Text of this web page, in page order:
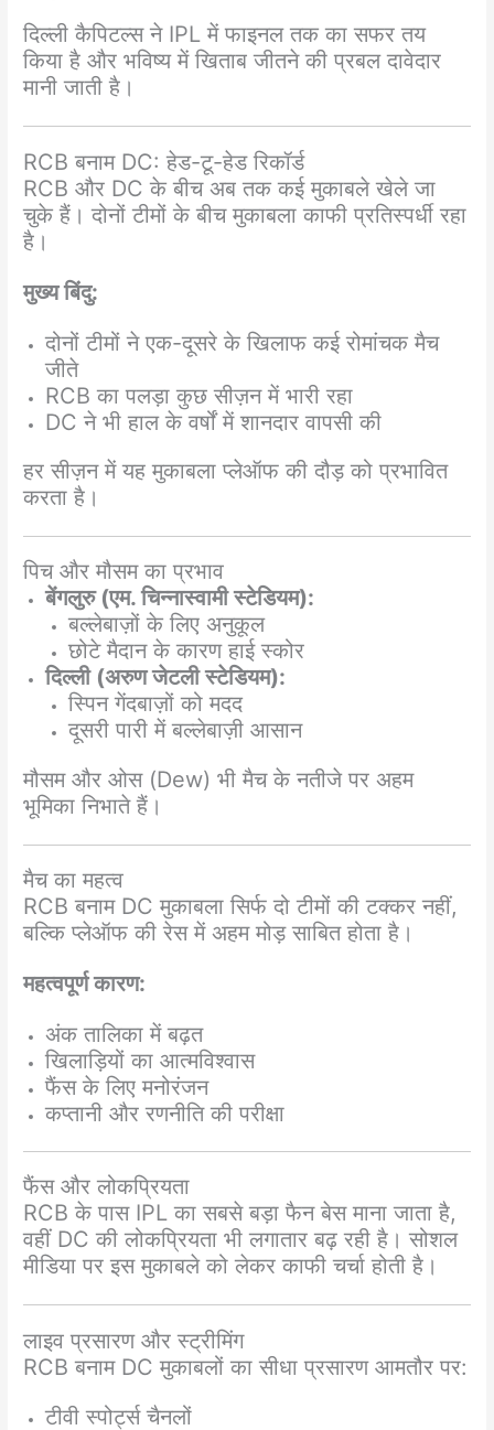
दिल्ली कैपिटल्स ने IPL में फाइनल तक का सफर तय
किया है और भविष्य में खिताब जीतने की प्रबल दावेदार
मानी जाती है।
RCB बनाम DC: हेड-टू-हेड रिकॉर्ड
RCB और DC के बीच अब तक कई मुकाबले खेले जा
चुके हैं। दोनों टीमों के बीच मुकाबला काफी प्रतिस्पर्धी रहा
है।
मुख्य बिंदु:
दोनों टीमों ने एक-दूसरे के खिलाफ कई रोमांचक मैच
जीते
RCB का पलड़ा कुछ सीज़न में भारी रहा
DC ने भी हाल के वर्षों में शानदार वापसी की
हर सीज़न में यह मुकाबला प्लेऑफ की दौड़ को प्रभावित
करता है।
पिच और मौसम का प्रभाव
बेंगलुरु (एम. चिन्नास्वामी स्टेडियम):
बल्लेबाज़ों के लिए अनुकूल
छोटे मैदान के कारण हाई स्कोर
दिल्ली (अरुण जेटली स्टेडियम):
स्पिन गेंदबाज़ों को मदद
दूसरी पारी में बल्लेबाज़ी आसान
मौसम और ओस (Dew) भी मैच के नतीजे पर अहम
भूमिका निभाते हैं।
मैच का महत्व
RCB बनाम DC मुकाबला सिर्फ दो टीमों की टक्कर नहीं,
बल्कि प्लेऑफ की रेस में अहम मोड़ साबित होता है।
महत्वपूर्ण कारण:
अंक तालिका में बढ़त
खिलाड़ियों का आत्मविश्वास
फैंस के लिए मनोरंजन
कप्तानी और रणनीति की परीक्षा
फैंस और लोकप्रियता
RCB के पास IPL का सबसे बड़ा फैन बेस माना जाता है,
वहीं DC की लोकप्रियता भी लगातार बढ़ रही है। सोशल
मीडिया पर इस मुकाबले को लेकर काफी चर्चा होती है।
लाइव प्रसारण और स्ट्रीमिंग
RCB बनाम DC मुकाबलों का सीधा प्रसारण आमतौर पर:
टीवी स्पोर्ट्स चैनलों